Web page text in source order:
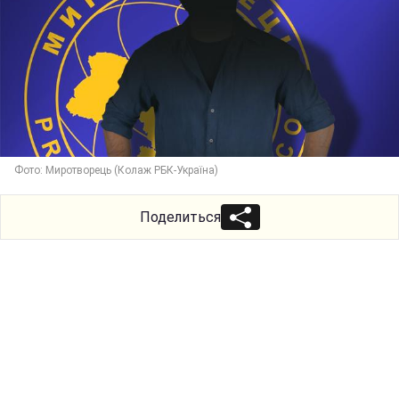
Фото: Миротворець (Колаж РБК-Україна)
Поделиться